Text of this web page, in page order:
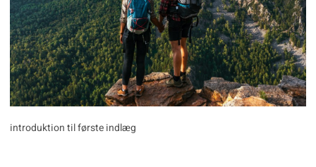
introduktion til første indlæg